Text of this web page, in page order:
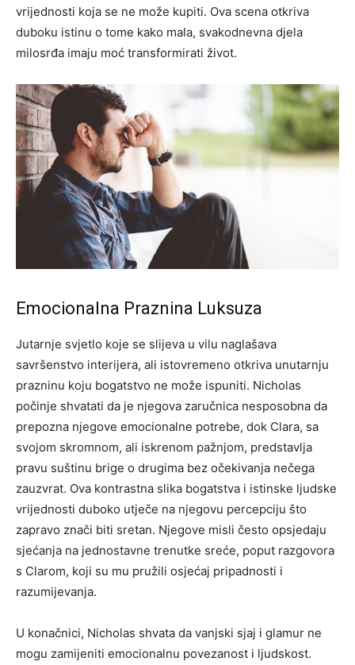
vrijednosti koja se ne može kupiti. Ova scena otkriva
duboku istinu o tome kako mala, svakodnevna djela
milosrđa imaju moć transformirati život.
Emocionalna Praznina Luksuza
Jutarnje svjetlo koje se slijeva u vilu naglašava
savršenstvo interijera, ali istovremeno otkriva unutarnju
prazninu koju bogatstvo ne može ispuniti. Nicholas
počinje shvatati da je njegova zaručnica nesposobna da
prepozna njegove emocionalne potrebe, dok Clara, sa
svojom skromnom, ali iskrenom pažnjom, predstavlja
pravu suštinu brige o drugima bez očekivanja nečega
zauzvrat. Ova kontrastna slika bogatstva i istinske ljudske
vrijednosti duboko utječe na njegovu percepciju što
zapravo znači biti sretan. Njegove misli često opsjedaju
sjećanja na jednostavne trenutke sreće, poput razgovora
s Clarom, koji su mu pružili osjećaj pripadnosti i
razumijevanja.
U konačnici, Nicholas shvata da vanjski sjaj i glamur ne
mogu zamijeniti emocionalnu povezanost i ljudskost.